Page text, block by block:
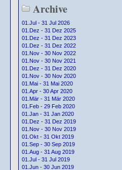
Archive
01.Jul - 31 Jul 2026
01.Dez - 31 Dez 2025
01.Dez - 31 Dez 2023
01.Dez - 31 Dez 2022
01.Nov - 30 Nov 2022
01.Nov - 30 Nov 2021
01.Dez - 31 Dez 2020
01.Nov - 30 Nov 2020
01.Mai - 31 Mai 2020
01.Apr - 30 Apr 2020
01.Mär - 31 Mär 2020
01.Feb - 29 Feb 2020
01.Jan - 31 Jan 2020
01.Dez - 31 Dez 2019
01.Nov - 30 Nov 2019
01.Okt - 31 Okt 2019
01.Sep - 30 Sep 2019
01.Aug - 31 Aug 2019
01.Jul - 31 Jul 2019
01.Jun - 30 Jun 2019